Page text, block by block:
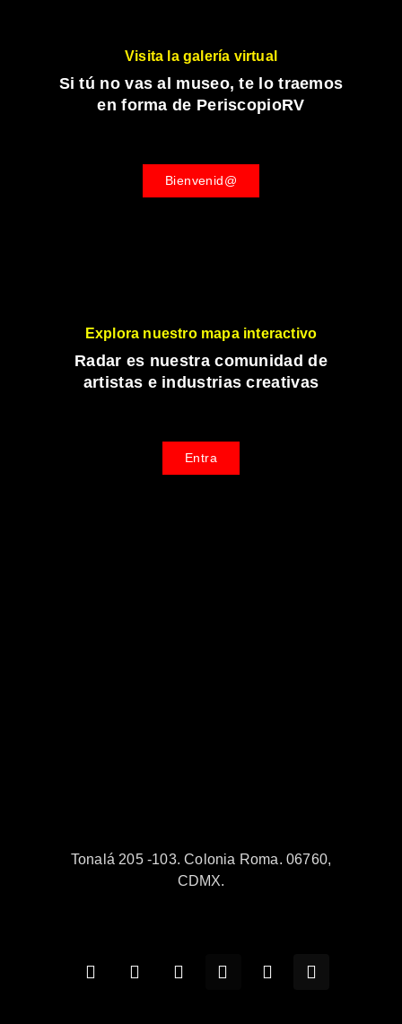
Visita la galería virtual
Si tú no vas al museo, te lo traemos
en forma de PeriscopioRV
Bienvenid@
Explora nuestro mapa interactivo
Radar es nuestra comunidad de
artistas e industrias creativas
Entra
Tonalá 205 -103. Colonia Roma. 06760,
CDMX.